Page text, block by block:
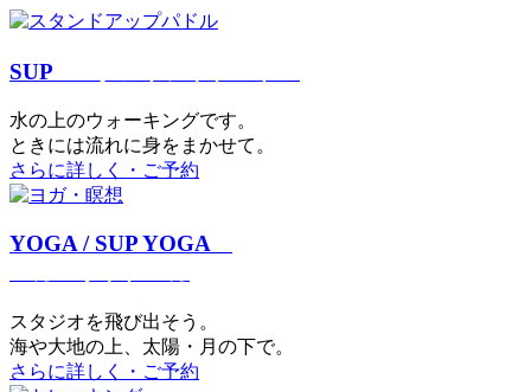
SUP
⽔の上のウォーキングです。
ときには流れに身をまかせて。
さらに詳しく・ご予約
YOGA / SUP YOGA
スタジオを⾶び出そう。
海や大地の上、太陽・⽉の下で。
さらに詳しく・ご予約